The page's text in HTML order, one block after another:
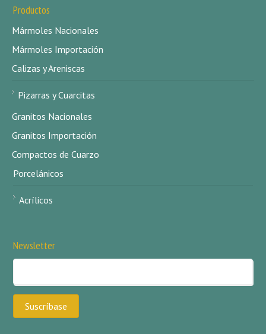
Productos
Mármoles Nacionales
Mármoles Importación
Calizas y Areniscas
Pizarras y Cuarcitas
Granitos Nacionales
Granitos Importación
Compactos de Cuarzo
Porcelánicos
Acrílicos
Newsletter